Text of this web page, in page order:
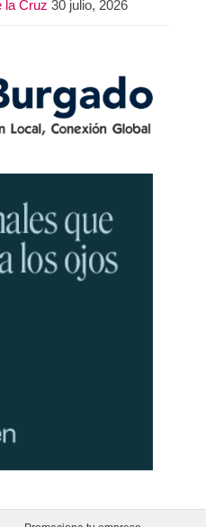
la Cruz 30 julio, 2026